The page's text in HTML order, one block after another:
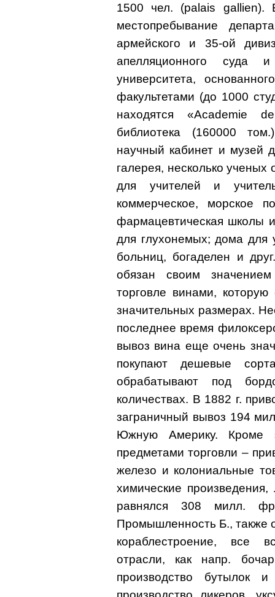
1500 чел. (palais gallien).
местопребывание
армейского и 35-ой
апелляционного суда
университета,
факультетами (до 1000
находятся «Academie
библиотека (160000
научный кабинет и музей
галерея, несколько
для учителей и
коммерческое, морское
фармацевтическая школы
для глухонемых; дома для
больниц, богаделен и
обязан своим
торговле винами,
значительных размерах.
последнее время
вывоз вина еще очень
покупают дешевые
обрабатывают под
количествах. В 1882 г.
заграничный вывоз 194
Южную Америку. Кроме
предметами торговли –
железо и колониальные
химические
равнялся 308 милл.
Промышленность Б., также
кораблестроение, все
отрасли, как напр.
производство бутылок